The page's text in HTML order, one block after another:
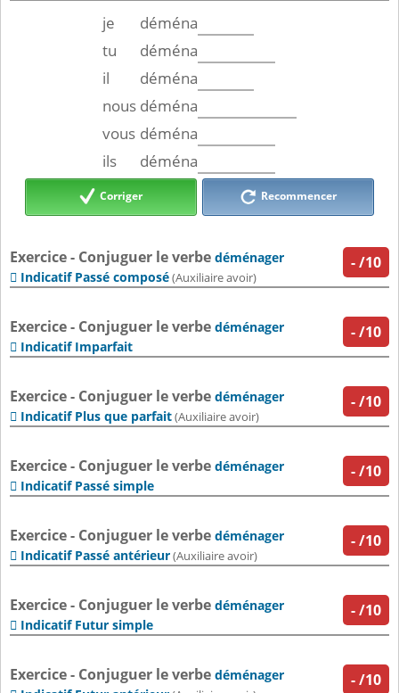
je
déména
tu
déména
il
déména
nous déména
vous déména
ils
déména
Corriger Recommencer
-/10
Exercice - Conjuguer le verbe déménager
 Indicatif Passé composé(Auxiliaire avoir)
-/10
Exercice - Conjuguer le verbe déménager
 Indicatif Imparfait
-/10
Exercice - Conjuguer le verbe déménager
 Indicatif Plus que parfait(Auxiliaire avoir)
-/10
Exercice - Conjuguer le verbe déménager
 Indicatif Passé simple
-/10
Exercice - Conjuguer le verbe déménager
 Indicatif Passé antérieur(Auxiliaire avoir)
-/10
Exercice - Conjuguer le verbe déménager
 Indicatif Futur simple
-/10
Exercice - Conjuguer le verbe déménager